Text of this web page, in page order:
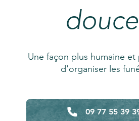
Une façon plus humaine
d'organiser les
09 77 55 39